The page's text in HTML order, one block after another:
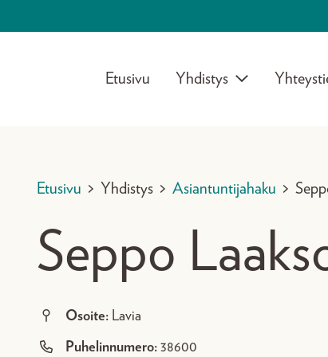
Etusivu Yhdistys
Etusivu > Yhdistys > Asiantuntijahaku >
Seppo
Osoite: Lavia
Puhelinnumero: 38600